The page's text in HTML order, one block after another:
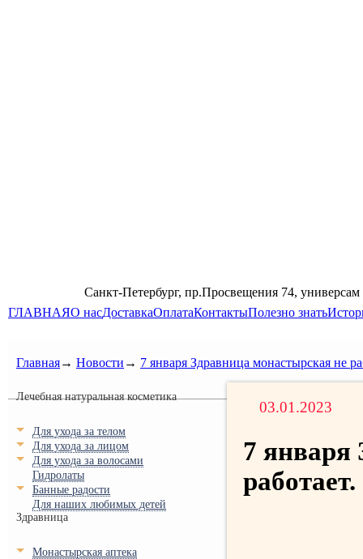
Санкт-Петербург, пр.Просвещения 74,
ГЛАВНАЯО насДоставкаОплатаКонтактыПолезно знать
Главная→ Новости → 7 января Здравница монастырская не
Лечебная натуральная косметика
Для ухода за телом
Для ухода за лицом
Для ухода за волосами
Гидролаты
Банные радости
Для наших любимых детей
Здравница
Монастырская аптека
03.01.2023
7 января